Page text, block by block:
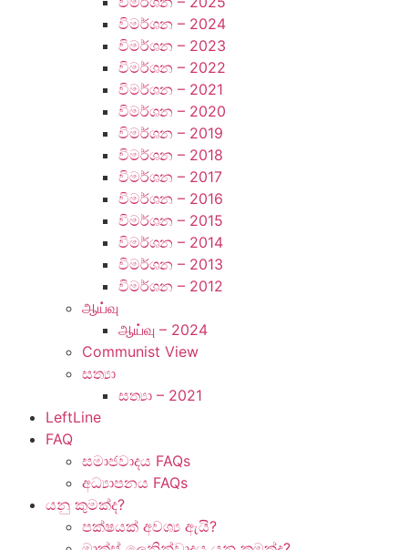
විමර්ශන – 2024
විමර්ශන – 2023
විමර්ශන – 2022
විමර්ශන – 2021
විමර්ශන – 2020
විමර්ශන – 2019
විමර්ශන – 2018
විමර්ශන – 2017
විමර්ශන – 2016
විමර්ශන – 2015
විමර්ශන – 2014
විමර්ශන – 2013
විමර්ශන – 2012
ஆய்வு
ஆய்வு – 2024
Communist View
සත්‍යා
සත්‍යා – 2021
LeftLine
FAQ
සමාජවාදය FAQs
අධ්‍යාපනය FAQs
යනු කුමක්ද?
පක්ෂයක් අවශ්‍ය ඇයි?